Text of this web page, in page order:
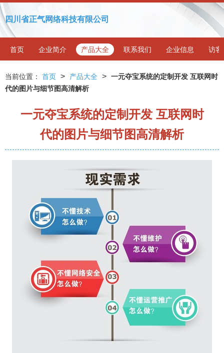
四川省正气网络科技有限公司
首页 企业简介 产品大全 联系我们 企业信息 访客
当前位置： 首页 > 产品大全 > 一元夺宝系统的定制开发 互联网时
代的图片与细节图高清解析
一元夺宝系统的定制开发 互联网时
代的图片与细节图高清解析